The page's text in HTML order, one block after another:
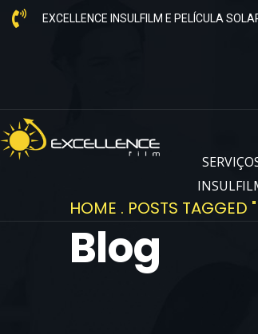
EXCELLENCE INSULFILM E PELÍCULA
HOME . POSTS TAGGED
Blog